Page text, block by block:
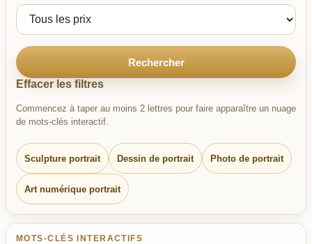
Rechercher
Effacer les filtres
Commencez à taper au moins 2 lettres pour faire apparaître un nuage
de mots-clés interactif.
Sculpture portrait Dessin de portrait Photo de portrait
Art numérique portrait
MOTS-CLÉS INTERACTIFS